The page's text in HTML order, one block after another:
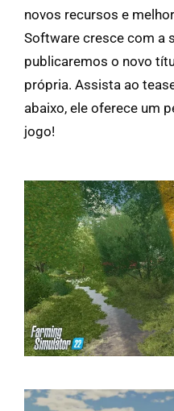
novos recursos e
Software cresce com a
publicaremos o novo
própria. Assista ao
abaixo, ele oferece um
jogo!